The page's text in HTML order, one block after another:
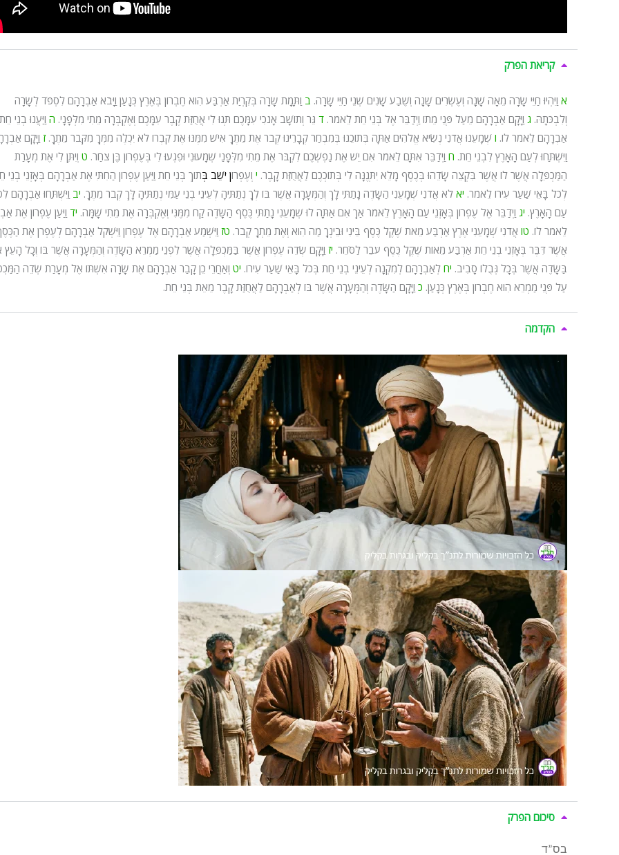
קריאת הפרק
א וַיִּהְיוּ חַיֵּי שָׂרָה מֵאָה שָׁנָה וְעֶשְׂרִים שָׁנָה וְשֶׁבַע שָׁנִים שְׁנֵי חַיֵּי שָׂרָה. ב וַתָּמָת שָׂרָה בְּקִרְיַת אַרְבַּע הִוא חֶבְרוֹן בְּאֶרֶץ כְּנָעַן וַיָּבֹא אַבְרָהָם לִסְפֹּד לְשָׂרָה
וְלִבְכֹּתָהּ. ג וַיָּקָם אַבְרָהָם מֵעַל פְּנֵי מֵתוֹ וַיְדַבֵּר אֶל בְּנֵי חֵת לֵאמֹר. ד גֵּר וְתוֹשָׁב אָנֹכִי עִמָּכֶם תְּנוּ לִי אֲחֻזַּת קֶבֶר עִמָּכֶם וְאֶקְבְּרָה מֵתִי מִלְּפָנָי. ה וַיַּעֲנוּ בְנֵי
אַבְרָהָם לֵאמֹר לוֹ. ו שְׁמָעֵנוּ אֲדֹנִי נְשִׂיא אֱלֹהִים אַתָּה בְּתוֹכֵנוּ בְּמִבְחַר קְבָרֵינוּ קְבֹר אֶת מֵתֶךָ אִישׁ מִמֶּנּוּ אֶת קִבְרוֹ לֹא יִכְלֶה מִמְּךָ מִקְּבֹר מֵתֶךָ. ז וַיָּקָם
וַיִּשְׁתַּחוּ לְעַם הָאָרֶץ לִבְנֵי חֵת. ח וַיְדַבֵּר אִתָּם לֵאמֹר אִם יֵשׁ אֶת נַפְשְׁכֶם לִקְבֹּר אֶת מֵתִי מִלְּפָנַי שְׁמָעוּנִי וּפִגְעוּ לִי בְּעֶפְרוֹן בֶּן צֹחַר. ט וְיִתֶּן לִי אֶת מְעָרַת
הַמַּכְפֵּלָה אֲשֶׁר לוֹ אֲשֶׁר בִּקְצֵה שָׂדֵהוּ בְּכֶסֶף מָלֵא יִתְּנֶנָּה לִי בְּתוֹכְכֶם לַאֲחֻזַּת קָבֶר. י וְעֶפְרוֹן יֹשֵׁב בְּתוֹךְ בְּנֵי חֵת וַיַּעַן עֶפְרוֹן הַחִתִּי אֶת אַבְרָהָם בְּאָזְנֵי בְנֵי
לְכֹל בָּאֵי שַׁעַר עִירוֹ לֵאמֹר. יא לֹא אֲדֹנִי שְׁמָעֵנִי הַשָּׂדֶה נָתַתִּי לָךְ וְהַמְּעָרָה אֲשֶׁר בּוֹ לְךָ נְתַתִּיהָ לְעֵינֵי בְנֵי עַמִּי נְתַתִּיהָ לָּךְ קְבֹר מֵתֶךָ. יב וַיִּשְׁתַּחוּ אַבְרָהָם
עַם הָאָרֶץ. יג וַיְדַבֵּר אֶל עֶפְרוֹן בְּאָזְנֵי עַם הָאָרֶץ לֵאמֹר אַךְ אִם אַתָּה לוּ שְׁמָעֵנִי נָתַתִּי כֶּסֶף הַשָּׂדֶה קַח מִמֶּנִּי וְאֶקְבְּרָה אֶת מֵתִי שָׁמָּה. יד וַיַּעַן עֶפְרוֹן אֶת
לֵאמֹר לוֹ. טו אֲדֹנִי שְׁמָעֵנִי אֶרֶץ אַרְבַּע מֵאֹת שֶׁקֶל כֶּסֶף בֵּינִי וּבֵינְךָ מַה הִוא וְאֶת מֵתְךָ קְבֹר. טז וַיִּשְׁמַע אַבְרָהָם אֶל עֶפְרוֹן וַיִּשְׁקֹל אַבְרָהָם לְעֶפְרֹן אֶת
אֲשֶׁר דִּבֶּר בְּאָזְנֵי בְנֵי חֵת אַרְבַּע מֵאוֹת שֶׁקֶל כֶּסֶף עֹבֵר לַסֹּחֵר. יז וַיָּקָם שְׂדֵה עֶפְרוֹן אֲשֶׁר בַּמַּכְפֵּלָה אֲשֶׁר לִפְנֵי מַמְרֵא הַשָּׂדֶה וְהַמְּעָרָה אֲשֶׁר בּוֹ וְכָל
בַּשָּׂדֶה אֲשֶׁר בְּכָל גְּבֻלוֹ סָבִיב. יח לְאַבְרָהָם לְמִקְנָה לְעֵינֵי בְנֵי חֵת בְּכֹל בָּאֵי שַׁעַר עִירוֹ. יט וְאַחֲרֵי כֵן קָבַר אַבְרָהָם אֶת שָׂרָה אִשְׁתּוֹ אֶל מְעָרַת שְׂדֵה
עַל פְּנֵי מַמְרֵא הִוא חֶבְרוֹן בְּאֶרֶץ כְּנָעַן. כ וַיָּקָם הַשָּׂדֶה וְהַמְּעָרָה אֲשֶׁר בּוֹ לְאַבְרָהָם לַאֲחֻזַּת קָבֶר מֵאֵת בְּנֵי חֵת.
הקדמה
סיכום הפרק
בס”ד